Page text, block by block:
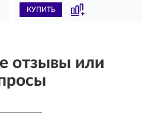
КУПИТЬ
отзывы или